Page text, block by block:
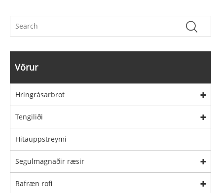
Vörur
Hringrásarbrot
Tengiliði
Hitauppstreymi
Segulmagnaðir ræsir
Rafræn rofi